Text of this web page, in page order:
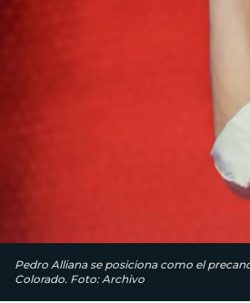
Pedro Alliana se posiciona como el
Colorado. Foto: Archivo